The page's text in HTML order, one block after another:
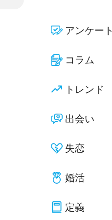
アンケート
コラム
トレンド
出会い
失恋
婚活
定義